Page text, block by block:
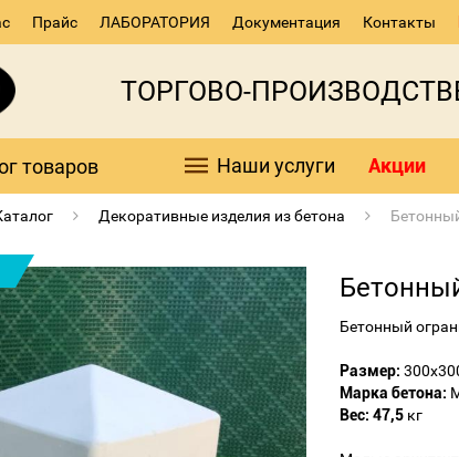
Прайс ЛАБОРАТОРИЯ Документация Контакты
ТОРГОВО-
товаров Наши услуги Акции
Декоративные изделия из бетона
Бетонный
Размер:
Марка бетона:
Вес: 47,5 кг